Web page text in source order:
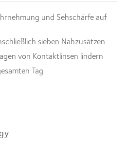
und Sehschärfe auf
sieben Nahzusätzen
von Kontaktlinsen lindern
Tag